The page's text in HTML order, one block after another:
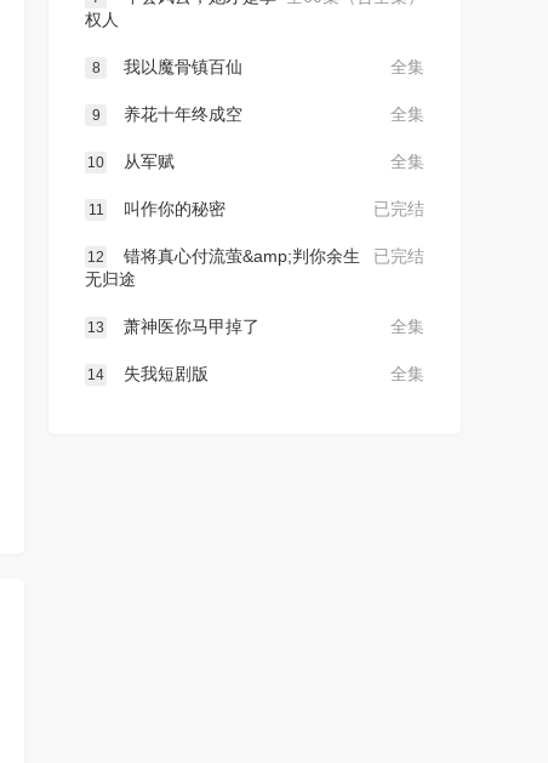
权人
全集
8 我以魔骨镇百仙
全集
9 养花十年终成空
全集
10 从军赋
已完结
11 叫作你的秘密
已完结
12
错将真心付流萤&amp;判你余生
无归途
全集
13 萧神医你马甲掉了
全集
14 失我短剧版